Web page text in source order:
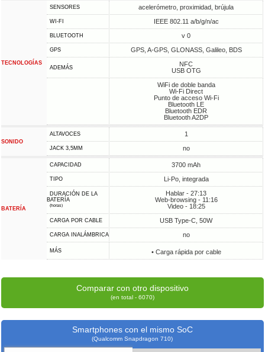
TECNOLOGÍAS
SENSORES acelerómetro, proximidad, brújula
WI-FI IEEE 802.11 a/b/g/n/ac
BLUETOOTH v 0
GPS GPS, A-GPS, GLONASS, Galileo, BDS
ADEMÁS
NFC
USB OTG
WiFi de doble banda
Wi-Fi Direct
Punto de acceso Wi-Fi
Bluetooth LE
Bluetooth EDR
Bluetooth A2DP
SONIDO
ALTAVOCES 1
JACK 3,5MM no
BATERÍA
CAPACIDAD 3700 mAh
TIPO Li-Po, integrada
DURACIÓN DE LA
BATERÍA
(horas)
Hablar - 27:13
Web-browsing - 11:16
Video - 18:25
CARGA POR CABLE USB Type-C, 50W
CARGA INALÁMBRICA no
MÁS • Carga rápida por cable
Comparar con otro dispositivo
(en total - 6070)
Smartphones con el mismo SoC
(Qualcomm Snapdragon 710)